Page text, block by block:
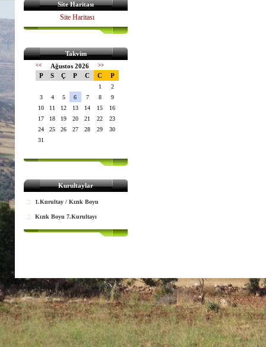
Site Haritası
Site Haritası
Takvim
<< Ağustos 2026 >>
P S Ç P C C P
1
2
3
4 5 6 7 8
9
10
11 12 13 14 15
16
17
18 19 20 21 22
23
24
25 26 27 28 29
30
31
Kurultaylar
1.Kurultay / Kızık Boyu
Kızık Boyu 7.Kurultayı